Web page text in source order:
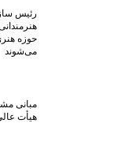
رئیس
حوزه
می‌شوند
مبانی
هیأت